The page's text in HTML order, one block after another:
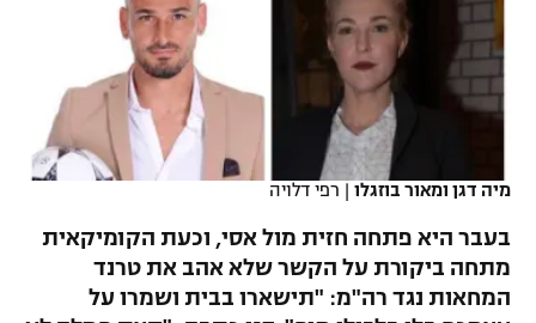
VOD
תוצאות
נבחרת ישראל
מכבי חיפה
בית"ר ירושלים
מכבי תל אביב
הפועל תל אביב
הפועל חיפה
ליגה ספרדית
ליגה איטלקית
ליגה צרפתית
ליגה טורקית
כדורסל נשים
מכבי תל אביב
הפועל ירושלים
דני אבדיה
יורוליג
יורוקאפ
כדורעף
שחייה
ג'ודו
מיה דגן ומאור בוזגלו | רפי דלויה
בעבר היא פתחה חזית מול אסי, וכעת הקומיקאית
מתחה ביקורת על הקשר שלא אהב את טרנד
המחאות נגד רה"מ: "תישארו בבית ושמרו על